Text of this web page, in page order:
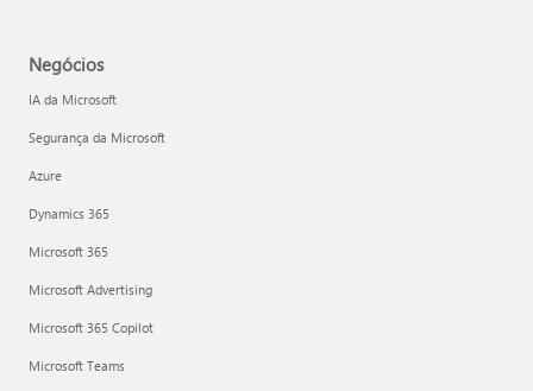
Negócios
IA da Microsoft
Segurança da Microsoft
Azure
Dynamics 365
Microsoft 365
Microsoft Advertising
Microsoft 365 Copilot
Microsoft Teams